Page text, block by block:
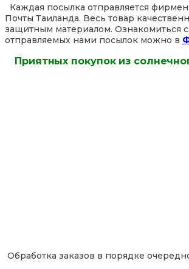
Каждая посылка отправляется
Почты Таиланда. Весь товар
защитным материалом. Ознакомиться
отправляемых нами посылок можно в
Приятных покупок из
Обработка заказов в порядке